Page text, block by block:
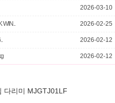
2026-03-10
WIN.. 2026-02-25
2026-02-12
2026-02-12
다리미 MJGTJ01LF